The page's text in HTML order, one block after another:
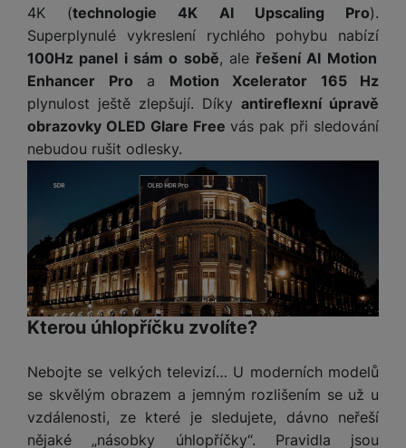
4K (technologie 4K AI Upscaling Pro).
Superplynulé vykreslení rychlého pohybu nabízí
100Hz panel i sám o sobě, ale řešení AI Motion
Enhancer Pro a Motion Xcelerator 165 Hz
plynulost ještě zlepšují. Díky antireflexní úpravě
obrazovky OLED Glare Free vás pak při sledování
nebudou rušit odlesky.
Kterou úhlopříčku zvolíte?
Nebojte se velkých televizí… U moderních modelů
se skvělým obrazem a jemným rozlišením se už u
vzdálenosti, ze které je sledujete, dávno neřeší
nějaké „násobky úhlopříčky“. Pravidla jsou